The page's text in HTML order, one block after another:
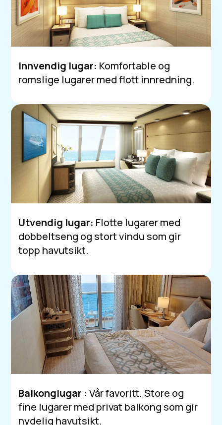
Innvendig lugar: Komfortable og
romslige lugarer med flott innredning.
Utvendig lugar: Flotte lugarer med
dobbeltseng og stort vindu som gir
topp havutsikt.
Balkonglugar :Vår favoritt. Store og
fine lugarer med privat balkong som gir
nydelig havutsikt.